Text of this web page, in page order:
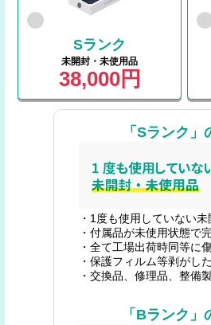
Sランク
未開封・未使用品
38,000円
「Sランク」
・1度も使用していない
・付属品が未使用状態で
・全て工場出荷時同等に
・保護フィルム等剥がし
・交換品、修理品、整備
「Bランク」